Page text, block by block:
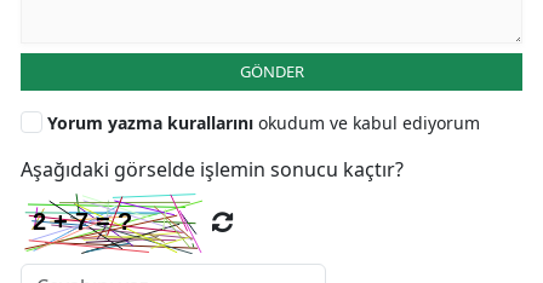
GÖNDER
Yorum yazma kurallarını okudum ve kabul ediyorum
Aşağıdaki görselde işlemin sonucu kaçtır?